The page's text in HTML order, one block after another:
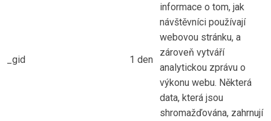
_gid 1 den
informace o tom, jak
návštěvníci používají
webovou stránku, a
zároveň vytváří
analytickou zprávu o
výkonu webu. Některá
data, která jsou
shromažďována, zahrnují